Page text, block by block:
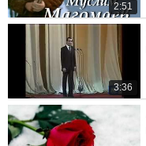
2:51
3:36